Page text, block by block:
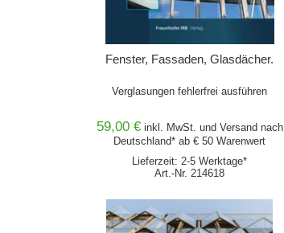
Fenster, Fassaden, Glasdächer.
Verglasungen fehlerfrei ausführen
59,00 € inkl. MwSt. und Versand nach
Deutschland* ab € 50 Warenwert
Lieferzeit: 2-5 Werktage*
Art.-Nr. 214618
IN DEN WARENKORB